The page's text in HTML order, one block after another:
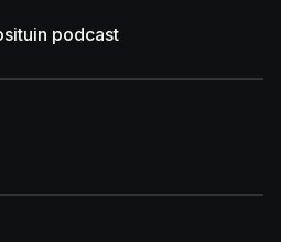
podcast